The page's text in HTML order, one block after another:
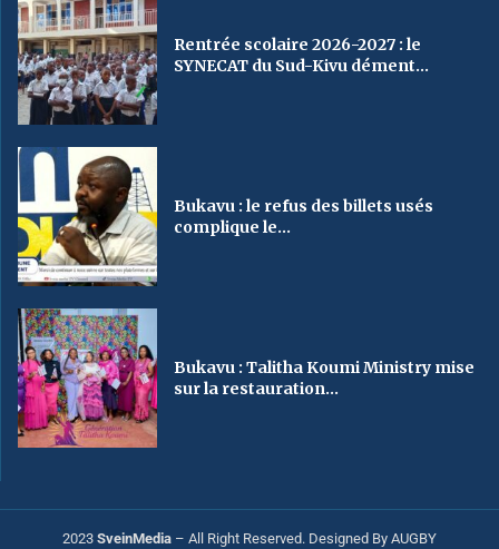
Rentrée scolaire 2026-2027 : le
SYNECAT du Sud-Kivu dément...
Bukavu : le refus des billets usés
complique le...
Bukavu : Talitha Koumi Ministry mise
sur la restauration...
2023 SveinMedia – All Right Reserved. Designed By AUGBY